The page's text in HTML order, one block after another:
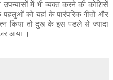
में भी व्यक्त करने की कोशिसें
को यहां के पारंपरिक गीतों और
किया तो दुख के इस पडले से ज्यादा
आया ।